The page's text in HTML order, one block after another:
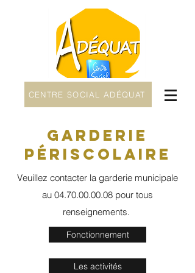
CENTRE SOCIAL ADÉQUAT
GARDERIE
PÉRISCOLAIRE
Veuillez contacter la garderie municipale
au 04.70.00.00.08 pour tous
renseignements.
Fonctionnement
Les activités